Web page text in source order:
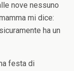
nove nessuno
mi dice:
ha un
festa di